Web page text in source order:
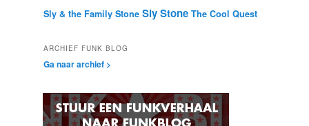
Sly & the Family Stone Sly Stone The Cool Quest
ARCHIEF FUNK BLOG
Ga naar archief >